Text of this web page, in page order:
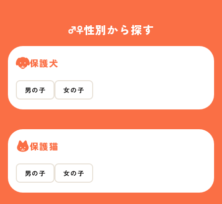
性別から探す
保護犬
男の子 女の子
保護猫
男の子 女の子